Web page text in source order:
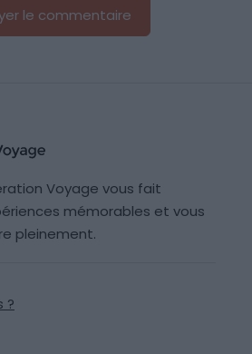
Voyage vous fait
mémorables et vous
pleinement.
?